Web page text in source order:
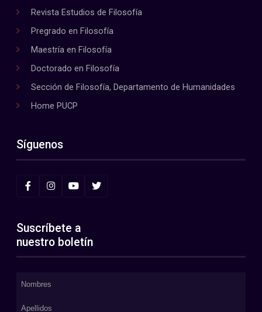
Revista Estudios de Filosofía
Pregrado en Filosofía
Maestría en Filosofía
Doctorado en Filosofía
Sección de Filosofía, Departamento de Humanidades
Home PUCP
Síguenos
Suscríbete a
nuestro boletín